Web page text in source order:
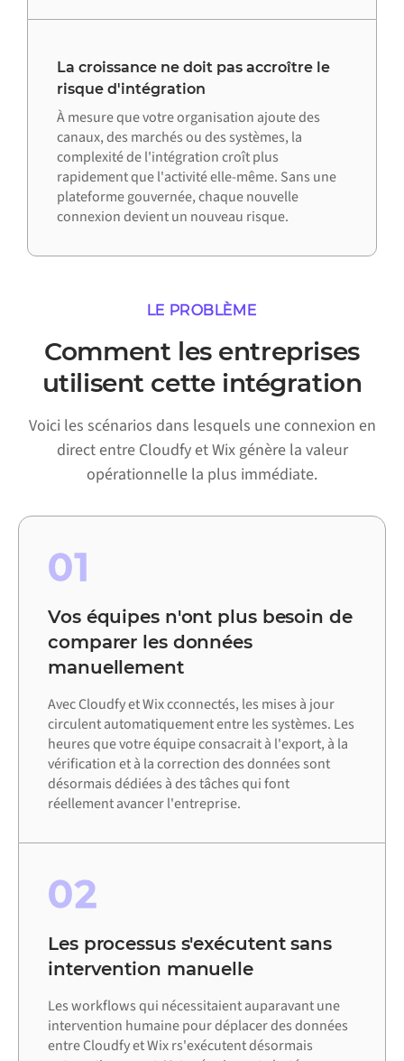
La croissance ne doit pas accroître le
risque d'intégration
À mesure que votre organisation ajoute des
canaux, des marchés ou des systèmes, la
complexité de l'intégration croît plus
rapidement que l'activité elle-même. Sans une
plateforme gouvernée, chaque nouvelle
connexion devient un nouveau risque.
LE PROBLÈME
Comment les entreprises
utilisent cette intégration
Voici les scénarios dans lesquels une connexion en
direct entre Cloudfy et Wix génère la valeur
opérationnelle la plus immédiate.
01
Vos équipes n'ont plus besoin de
comparer les données
manuellement
Avec Cloudfy et Wix cconnectés, les mises à jour
circulent automatiquement entre les systèmes. Les
heures que votre équipe consacrait à l'export, à la
vérification et à la correction des données sont
désormais dédiées à des tâches qui font
réellement avancer l'entreprise.
02
Les processus s'exécutent sans
intervention manuelle
Les workflows qui nécessitaient auparavant une
intervention humaine pour déplacer des données
entre Cloudfy et Wix rs'exécutent désormais